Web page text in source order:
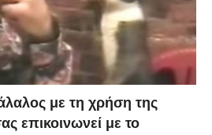
με τη χρήση της
επικοινωνεί με το